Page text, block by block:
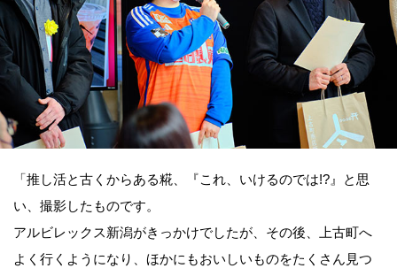
「推し活と古くからある糀、『これ、いけるのでは!?』と思
い、撮影したものです。
アルビレックス新潟がきっかけでしたが、その後、上古町へ
よく行くようになり、ほかにもおいしいものをたくさん見つ